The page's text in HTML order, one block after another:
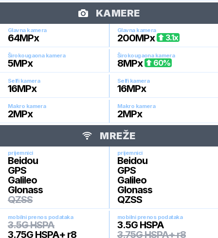
KAMERE
Glavna kamera
64MPx
Glavna kamera
200MPx 3.1x
Širokougaona kamera
5MPx
Širokougaona kamera
8MPx 60%
Selfi kamera
16MPx
Selfi kamera
16MPx
Makro kamera
2MPx
Makro kamera
2MPx
MREŽE
prijemnici
Beidou
GPS
Galileo
Glonass
QZSS
prijemnici
Beidou
GPS
Galileo
Glonass
QZSS
mobilni prenos podataka
3.5G HSPA
3.75G HSPA+ r8
mobilni prenos podataka
3.5G HSPA
3.75G HSPA+ r8